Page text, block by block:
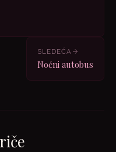
SLEDEĆA
Noćni autobus